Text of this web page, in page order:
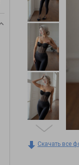
Скачать все